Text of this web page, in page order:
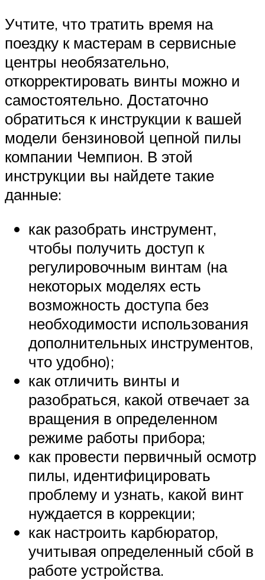
Учтите, что тратить время на
поездку к мастерам в сервисные
центры необязательно,
откорректировать винты можно и
самостоятельно. Достаточно
обратиться к инструкции к вашей
модели бензиновой цепной пилы
компании Чемпион. В этой
инструкции вы найдете такие
данные:
как разобрать инструмент,
чтобы получить доступ к
регулировочным винтам (на
некоторых моделях есть
возможность доступа без
необходимости использования
дополнительных инструментов,
что удобно);
как отличить винты и
разобраться, какой отвечает за
вращения в определенном
режиме работы прибора;
как провести первичный осмотр
пилы, идентифицировать
проблему и узнать, какой винт
нуждается в коррекции;
как настроить карбюратор,
учитывая определенный сбой в
работе устройства.